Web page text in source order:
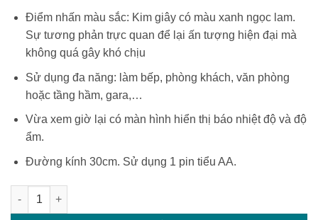
Điểm nhấn màu sắc: Kim giây có màu xanh ngọc lam.
Sự tương phản trực quan để lại ấn tượng hiện đại mà
không quá gây khó chịu
Sử dụng đa năng: làm bếp, phòng khách, văn phòng
hoặc tầng hầm, gara,…
Vừa xem giờ lại có màn hình hiển thị báo nhiệt độ và độ
ẩm.
Đường kính 30cm. Sử dụng 1 pin tiểu AA.
Đồng hồ treo tường kèm đo nhiệt độ và độ ẩm 30cm Mebus